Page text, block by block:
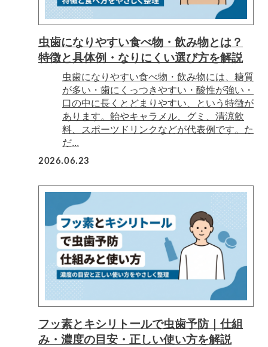
虫歯になりやすい食べ物・飲み物とは？
特徴と具体例・なりにくい選び方を解説
虫歯になりやすい食べ物・飲み物には、糖質
が多い・歯にくっつきやすい・酸性が強い・
口の中に長くとどまりやすい、という特徴が
あります。飴やキャラメル、グミ、清涼飲
料、スポーツドリンクなどが代表例です。た
だ...
2026.06.23
フッ素とキシリトールで虫歯予防｜仕組
み・濃度の目安・正しい使い方を解説